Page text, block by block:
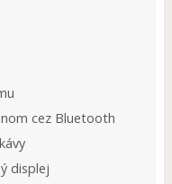
cez Bluetooth
displej